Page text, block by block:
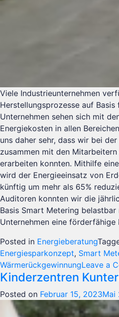
Viele Industrieunternehmen
Herstellungsprozesse auf
Unternehmen sehen sich mit
Energiekosten in allen
uns daher sehr, dass wir bei
zusammen mit den
erarbeiten konnten. Mithilfe
wird der Energieeinsatz von
künftig um mehr als 65%
Auditoren konnten wir die
Basis Smart Metering belastbar
Unternehmen eine förderfähige
Posted in Energieberatung
Energiesparkonzept, Smart
WärmerückgewinnungLeave a
Kinderzentren
Posted on Februar 15, 2023Mai